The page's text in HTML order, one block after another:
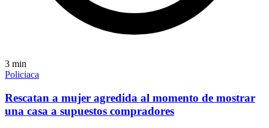
3 min
Policiaca
Rescatan a mujer agredida al momento de mostrar
una casa a supuestos compradores